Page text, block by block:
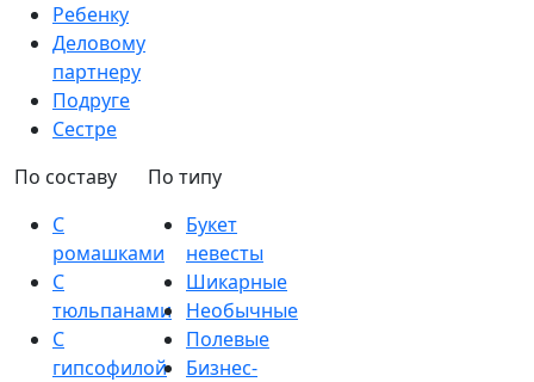
Ребенку
Деловому
партнеру
Подруге
Сестре
По составу
С
ромашками
С
тюльпанами
С
гипсофилой
По типу
Букет
невесты
Шикарные
Необычные
Полевые
Бизнес-